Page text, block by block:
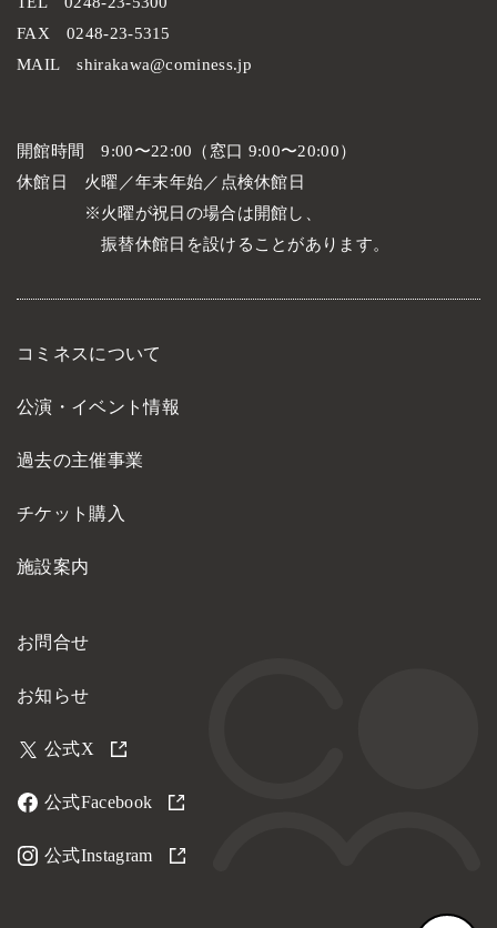
開館時間
9:00〜22:00（窓口 9:00〜20:00）
休館日
火曜／年末年始／点検休館日
火曜が祝日の場合は開館し、
振替休館日を設けることがあります。
FAX
0248-23-5315
MAIL
shirakawa@cominess.jp
コミネスについて
公演・イベント情報
過去の主催事業
チケット購入
施設案内
お問合せ
お知らせ
公式X
公式Facebook
公式Instagram